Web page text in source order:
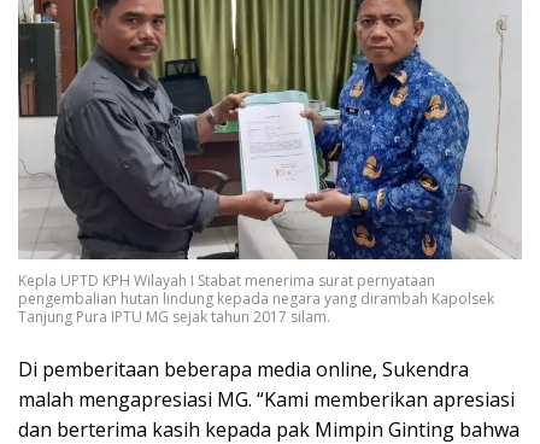
Kepla UPTD KPH Wilayah I Stabat menerima surat pernyataan
pengembalian hutan lindung kepada negara yang dirambah Kapolsek
Tanjung Pura IPTU MG sejak tahun 2017 silam.
Di pemberitaan beberapa media online, Sukendra
malah mengapresiasi MG. “Kami memberikan apresiasi
dan berterima kasih kepada pak Mimpin Ginting bahwa